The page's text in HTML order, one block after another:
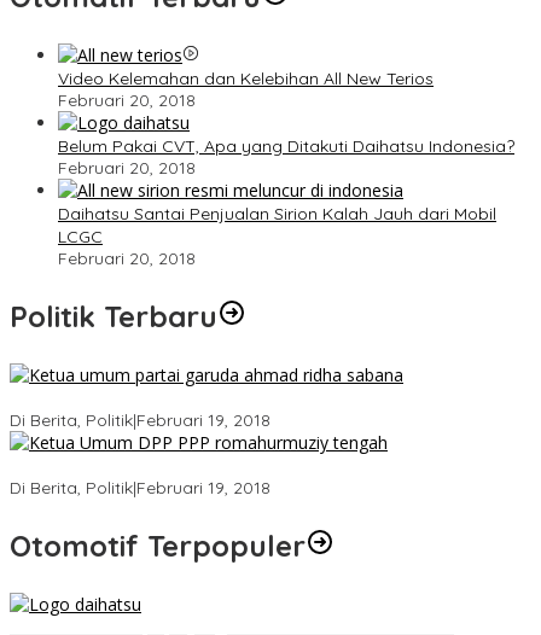
Video Kelemahan dan Kelebihan All New Terios
Februari 20, 2018
Belum Pakai CVT, Apa yang Ditakuti Daihatsu Indonesia?
Februari 20, 2018
Daihatsu Santai Penjualan Sirion Kalah Jauh dari Mobil
LCGC
Februari 20, 2018
Politik Terbaru
Di Berita, Politik|Februari 19, 2018
Di Berita, Politik|Februari 19, 2018
Otomotif Terpopuler